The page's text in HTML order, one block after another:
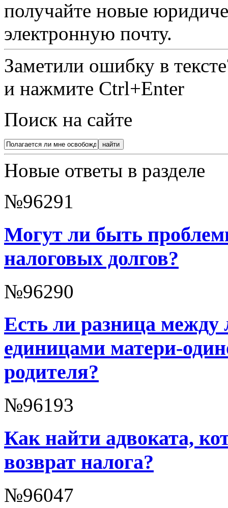
получайте новые
электронную почту.
Заметили ошибку в
и нажмите Ctrl+Enter
Поиск на сайте
Новые ответы в разделе
№96291
Могут ли быть
налоговых долгов?
№96290
Есть ли разница
единицами матери-
родителя?
№96193
Как найти адвоката,
возврат налога?
№96047